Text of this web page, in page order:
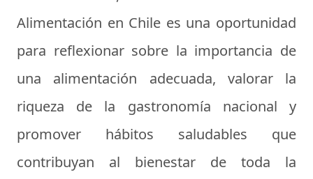
Alimentación en Chile es una oportunidad
para reflexionar sobre la importancia de
una alimentación adecuada, valorar la
riqueza de la gastronomía nacional y
promover hábitos saludables que
contribuyan al bienestar de toda la